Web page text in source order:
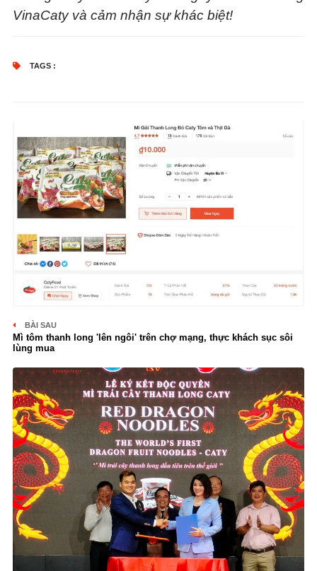
VinaCaty và cảm nhận sự khác biệt!
TAGS :
BÀI SAU
Mì tôm thanh long 'lên ngôi' trên chợ mạng, thực khách sục sôi
lùng mua